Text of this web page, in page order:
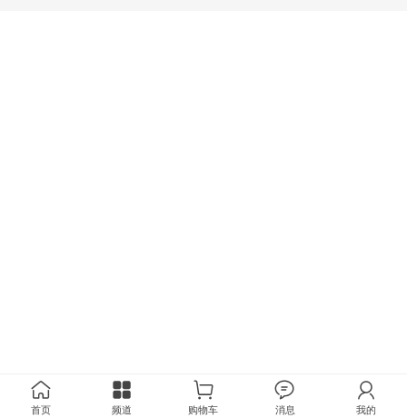
首页 频道 购物车 消息 我的